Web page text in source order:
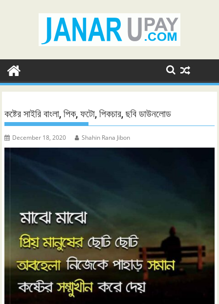
কষ্টের সাইরি বাংলা, পিক, ফটো, পিকচার, ছবি ডাউনলোড
December 18, 2020 Shahin Rana Jibon